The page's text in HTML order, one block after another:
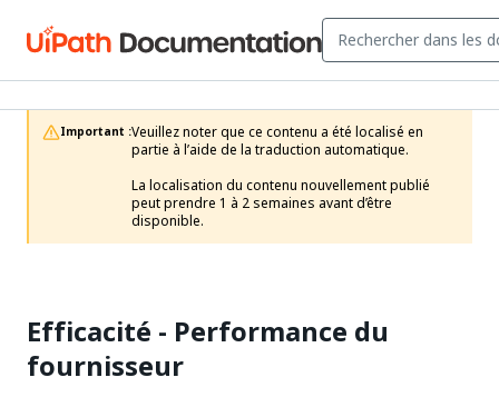
Important :Veuillez noter que ce contenu a été localisé en
partie à l’aide de la traduction automatique.
La localisation du contenu nouvellement publié
peut prendre 1 à 2 semaines avant d’être
disponible.
Efficacité - Performance du
fournisseur